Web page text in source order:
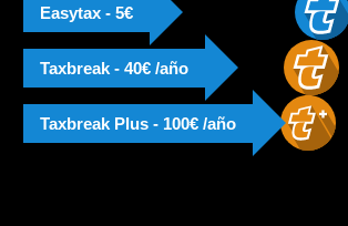
Easytax - 5€
Taxbreak - 40€ /año
Taxbreak Plus - 100€ /año